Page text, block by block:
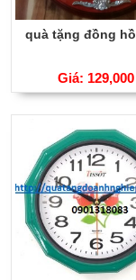
quà tặng đồng
Giá: 129,000